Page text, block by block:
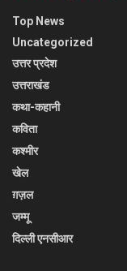
Top News
Uncategorized
उत्तर प्रदेश
उत्तराखंड
कथा-कहानी
कविता
कश्मीर
खेल
ग़ज़ल
जम्मू
दिल्ली एनसीआर